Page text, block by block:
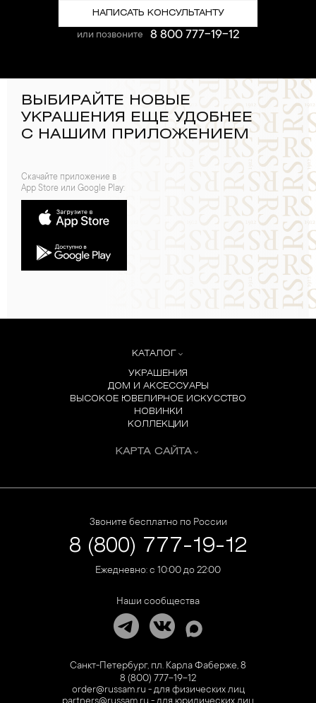
НАПИСАТЬ КОНСУЛЬТАНТУ
или позвоните 8 800 777-19-12
ВЫБИРАЙТЕ НОВЫЕ
УКРАШЕНИЯ ЕЩЕ УДОБНЕЕ
С НАШИМ ПРИЛОЖЕНИЕМ
Скачайте приложение в
App Store или Google Play:
КАТАЛОГ
УКРАШЕНИЯ
ДОМ И АКСЕССУАРЫ
ВЫСОКОЕ ЮВЕЛИРНОЕ ИСКУССТВО
НОВИНКИ
КОЛЛЕКЦИИ
КАРТА САЙТА
Звоните бесплатно по России
8 (800) 777-19-12
Ежедневно: с 10:00 до 22:00
Наши сообщества
Санкт-Петербург, пл. Карла Фаберже, 8
8 (800) 777-19-12
order@russam.ru - для физических лиц